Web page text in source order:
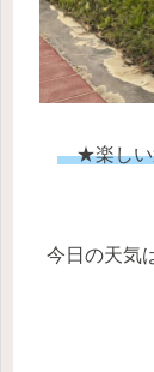
★楽しい
今日の天気